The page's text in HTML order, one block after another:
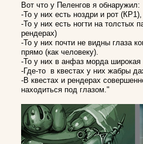
Вот что у Пеленгов я обнаружил:
-То у них есть ноздри и рот
-То у них есть ногти на толстых
рендерах)
-То у них почти не видны глаза
прямо (как человеку).
-То у них в анфаз морда
-Где-то в квестах у них жабры
-В квестах и рендерах
находиться под глазом."